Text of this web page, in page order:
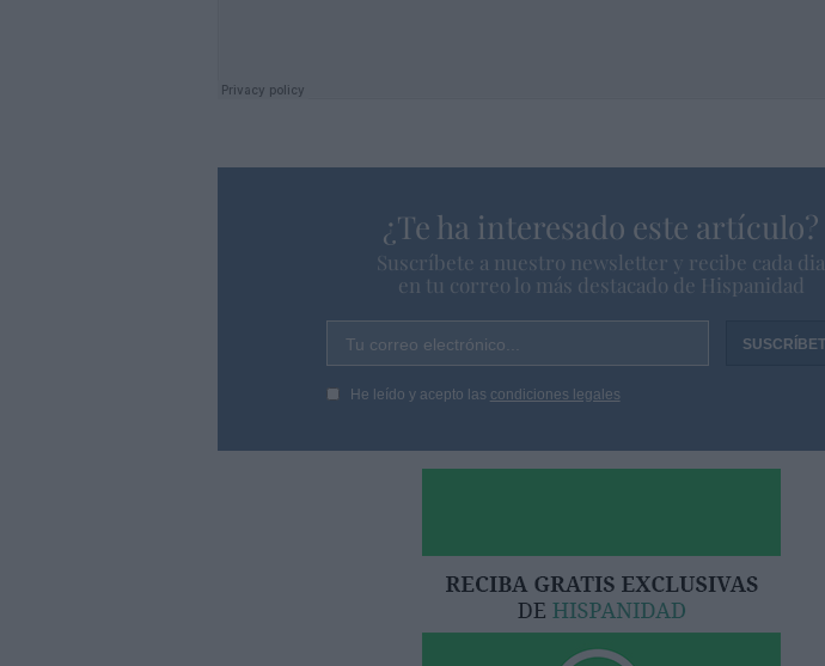
¿Te ha interesado este artículo?
Suscríbete a nuestro newsletter y recibe cada dia
en tu correo lo más destacado de Hispanidad
Tu correo electrónico...
He leído y acepto las condiciones legales